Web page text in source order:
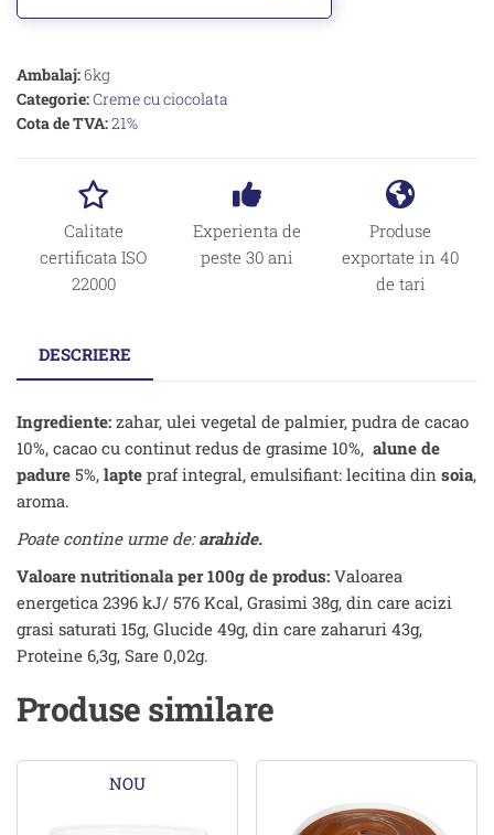
Ambalaj:6kg
Categorie:Creme cu ciocolata
Cota de TVA:21%
Calitate
certificata ISO
22000
Experienta de
peste 30 ani
Produse
exportate in 40
de tari
DESCRIERE
Ingrediente: zahar, ulei vegetal de palmier, pudra de cacao
10%, cacao cu continut redus de grasime 10%, alune de
padure 5%, lapte praf integral, emulsifiant: lecitina din soia,
aroma.
Poate contine urme de:arahide.
Valoare nutritionala per 100g de produs: Valoarea
energetica 2396 kJ/ 576 Kcal, Grasimi 38g, din care acizi
grasi saturati 15g, Glucide 49g, din care zaharuri 43g,
Proteine 6,3g, Sare 0,02g.
Produse similare
NOU